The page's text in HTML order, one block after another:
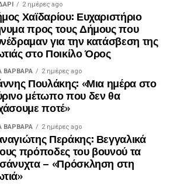
έφτασε και ο πρώην
Σαμαράς, ο οποίος αφού
αποχώρησε.
2 ημέρες ago
Χαϊδαρίου: Ευχαριστήριο
προς τους Δήμους που
για την κατάσβεση της
στο Ποικίλο Όρος
ΒΑΡΒΑΡΑ 2 ημέρες ago
Πουλάκης: «Μια ημέρα στο
μέτωπο που δεν θα
ποτέ»
ΒΑΡΒΑΡΑ 2 ημέρες ago
Περάκης: Βεγγαλικά
πρόποδες του βουνού τα
– «Πρόσκληση στη